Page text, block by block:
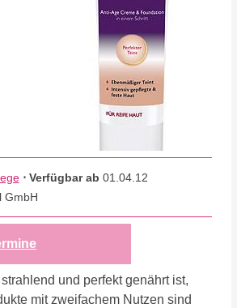
⋅ Verfügbar ab 01.04.12
GmbH
und perfekt genährt ist,
mit zweifachem Nutzen sind